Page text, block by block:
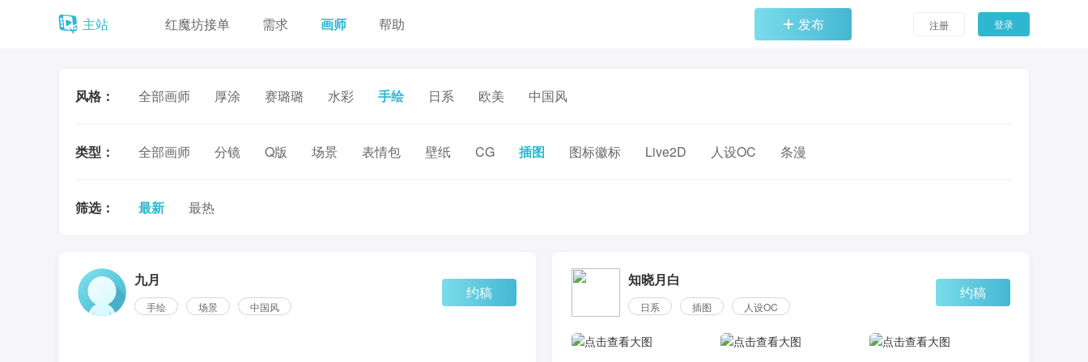
主站 红魔坊接单 需求 画师 帮助 发布 注册 登录
风格： 全部画师 厚涂 赛璐璐 水彩 手绘 日系 欧美 中国风
类型： 全部画师 分镜 Q版 场景 表情包 壁纸 CG 插图 图标徽标 Live2D 人设OC 条漫
筛选： 最新 最热
九月
手绘 场景 中国风
约稿
知晓月白
日系 插图 人设OC
约稿